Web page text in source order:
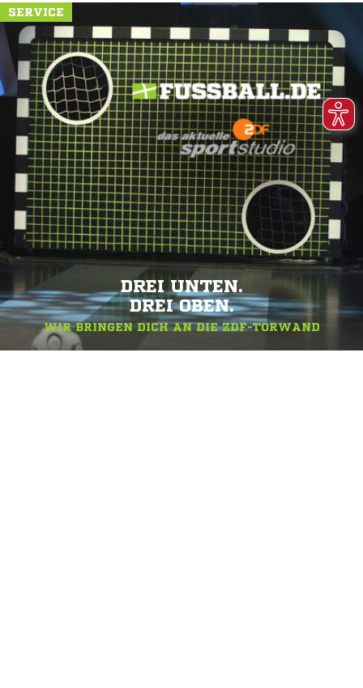
SERVICE
DREI UNTEN.
DREI OBEN.
WIR BRINGEN DICH AN DIE ZDF-TORWAND